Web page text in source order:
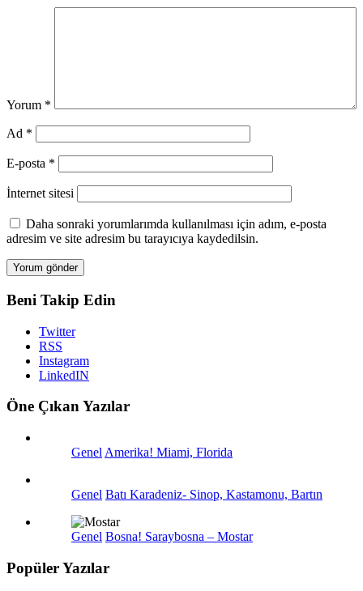
Yorum *
Ad *
E-posta *
İnternet sitesi
Daha sonraki yorumlarımda kullanılması için adım, e-posta
adresim ve site adresim bu tarayıcıya kaydedilsin.
Beni Takip Edin
Twitter
RSS
Instagram
LinkedIN
Öne Çıkan Yazılar
Genel Amerika! Miami, Florida
Genel Batı Karadeniz- Sinop, Kastamonu, Bartın
Genel Bosna! Saraybosna – Mostar
Popüler Yazılar